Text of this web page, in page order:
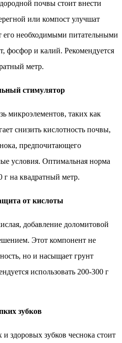
почвы стоит внести
или компост улучшат
его необходимыми питательными
фосфор и калий. Рекомендуется
метр.
стимулятор
микроэлементов, таких как
снизить кислотность почвы,
предпочитающего
условия. Оптимальная норма
г на квадратный метр.
от кислоты
добавление доломитовой
Этот компонент не
но и насыщает грунт
использовать 200-300 г
зубков
здоровых зубков чеснока стоит